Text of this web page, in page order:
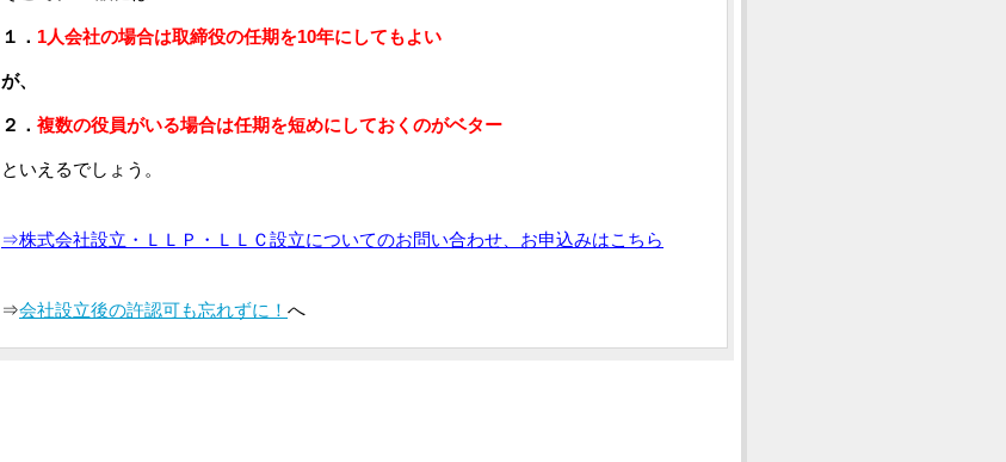
１． 1人会社の場合は取締役の任期を10年にしてもよい
が、
２． 複数の役員がいる場合は任期を短めにしておくのがベター
といえるでしょう。
⇒株式会社設立・ＬＬＰ・ＬＬＣ設立についてのお問い合わせ、お申込みはこちら
⇒会社設立後の許認可も忘れずに！ へ